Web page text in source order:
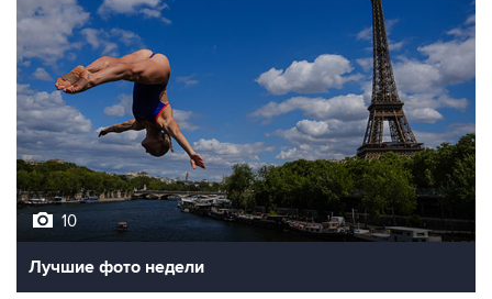
10
Лучшие фото недели